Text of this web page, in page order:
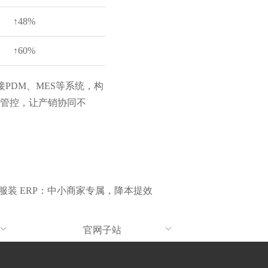
↑48%
↑60%
PDM、MES等系统，构
控，让产销协同不
装 ERP：中小商家专属，降本提效
官网子站